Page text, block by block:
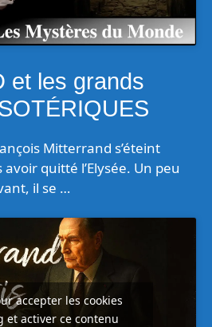
et les grands
Mitterrand s’éteint
quitté l’Elysée. Un peu
il se …
accepter les cookies
et activer ce contenu